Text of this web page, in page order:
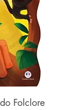
Folclore